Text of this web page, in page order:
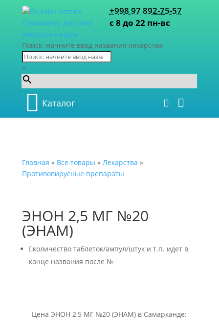
+998 97 892-75-57
с 8 до 22 пн-вс
Поиск: начните ввод названия лекарства
×
Каталог
Главная » Все товары » Лекарства »
Противовирусные препараты
ЭНОН 2,5 МГ №20
(ЭНАМ)
количество таблеток/ампул/штук и т.п. идет в
конце названия после №
Цена ЭНОН 2,5 МГ №20 (ЭНАМ) в Самарканде: